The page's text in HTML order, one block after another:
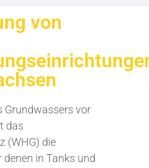
von
Grundwassers vor
das
(WHG) die
in Tanks und